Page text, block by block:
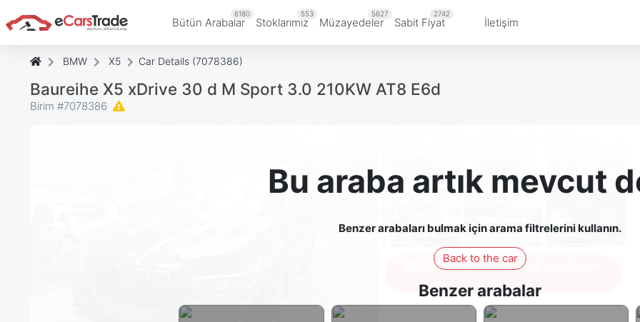
Bütün Arabalar
6180
Stoklarımız
553
Müzayedeler
5627
Sabit Fiyat
2742
İletişim
BMW X5 Car Details (7078386)
Baureihe X5 xDrive 30 d M Sport 3.0 210KW AT8 E6d
Birim #7078386
Bu araba artık mevcut
Benzer arabaları bulmak için arama filtrelerini kullanın.
Back to the car
Benzer arabalar
Tüm fotoğrafları görmek için oturum
açın